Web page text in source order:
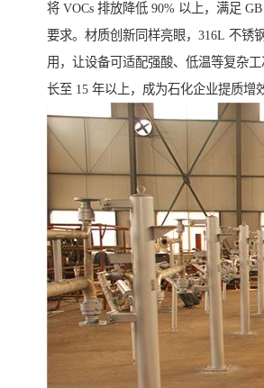
将 VOCs 排放降低 90% 以上，满足
要求。材质创新同样亮眼，316L 不锈
用，让设备可适配强酸、低温等复杂
长至 15 年以上，成为石化企业提质增